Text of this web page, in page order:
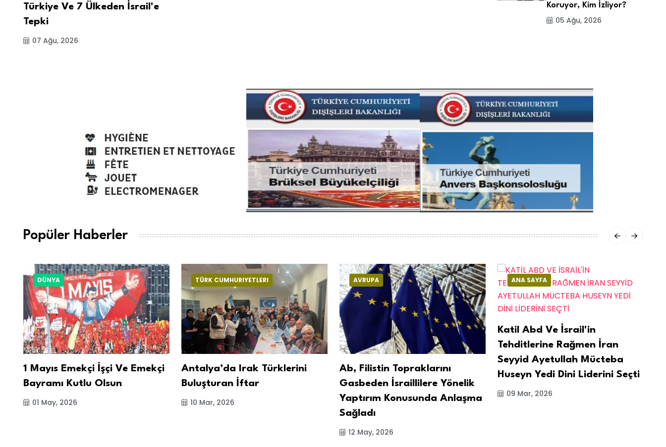
Türkiye Ve 7 Ülkeden İsrail'e
Tepki
07 Ağu, 2026
Koruyor, Kim İzliyor?
05 Ağu, 2026
Popüler Haberler
DÜNYA
1 Mayıs Emekçi İşçi Ve Emekçi
Bayramı Kutlu Olsun
01 May, 2026
TÜRK CUMHURIYETLERI
Antalya’da Irak Türklerini
Buluşturan İftar
10 Mar, 2026
AVRUPA
Ab, Filistin Topraklarını
Gasbeden İsraillilere Yönelik
Yaptırım Konusunda Anlaşma
Sağladı
12 May, 2026
ANA SAYFA
Katil Abd Ve İsrail'in
Tehditlerine Rağmen İran
Seyyid Ayetullah Mücteba
Huseyn Yedi Dini Liderini Seçti
09 Mar, 2026